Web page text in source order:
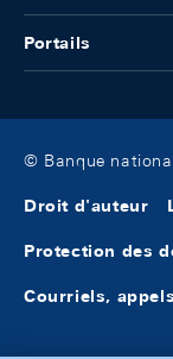
Portails
© Banque
Droit d'auteur
Protection des
Courriels,